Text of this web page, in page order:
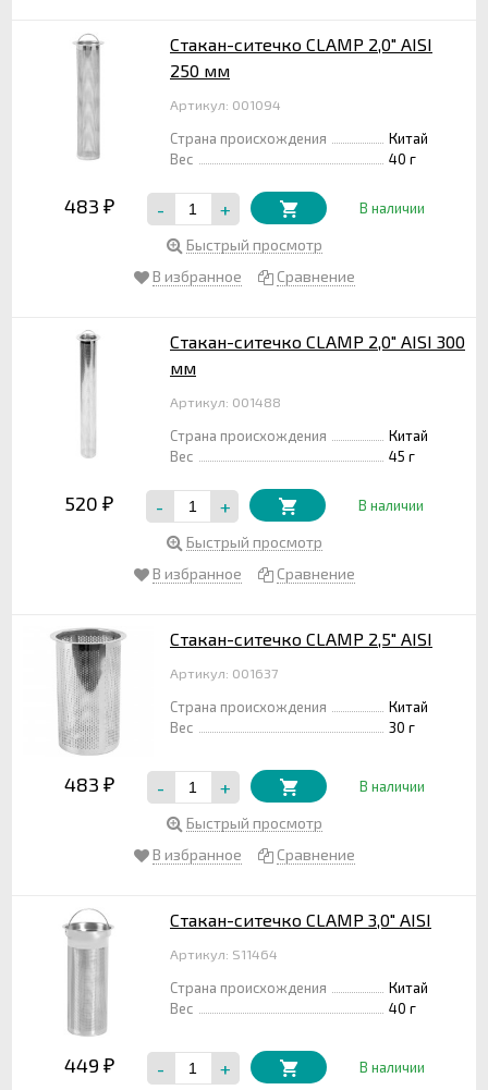
Стакан-ситечко CLAMP 2,0" AISI
250 мм
Артикул: 001094
Страна происхождения
Китай
Вес
40 г
483 ₽ - + В наличии
Быстрый просмотр
В избранное
Сравнение
Стакан-ситечко CLAMP 2,0" AISI 300
мм
Артикул: 001488
Страна происхождения
Китай
Вес
45 г
520 ₽ - + В наличии
Быстрый просмотр
В избранное
Сравнение
Стакан-ситечко CLAMP 2,5" AISI
Артикул: 001637
Страна происхождения
Китай
Вес
30 г
483 ₽ - + В наличии
Быстрый просмотр
В избранное
Сравнение
Стакан-ситечко CLAMP 3,0" AISI
Артикул: S11464
Страна происхождения
Китай
Вес
40 г
449 ₽ - + В наличии